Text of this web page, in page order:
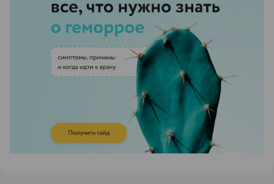
ЭФФЕКТИВНАЯ РЕКЛАМА НА САЙТЕ